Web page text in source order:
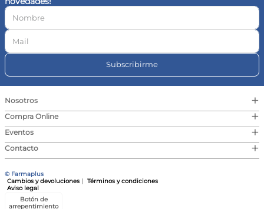
Subscribirme
Nosotros +
Compra Online +
Eventos +
Contacto +
© Farmaplus
Cambios y devoluciones
Términos y condiciones
Aviso legal
Botón de
arrepentimiento